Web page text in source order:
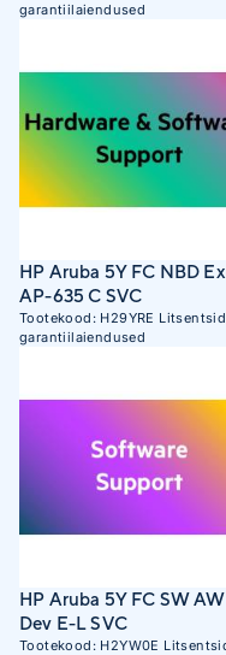
garantiilaiendused
HP Aruba 5Y FC NBD
AP-635 C SVC
Tootekood: H29YRE
garantiilaiendused
HP Aruba 5Y FC SW AW
Dev E-L SVC
Tootekood: H2YW0E